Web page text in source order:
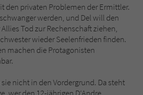
den privaten Problemen der Ermittler.
werden, und Del will den
Tod zur Rechenschaft ziehen,
wieder Seelenfrieden finden.
machen die Protagonisten
nicht in den Vordergrund. Da steht
wer den 12-jährigen D‘Andre